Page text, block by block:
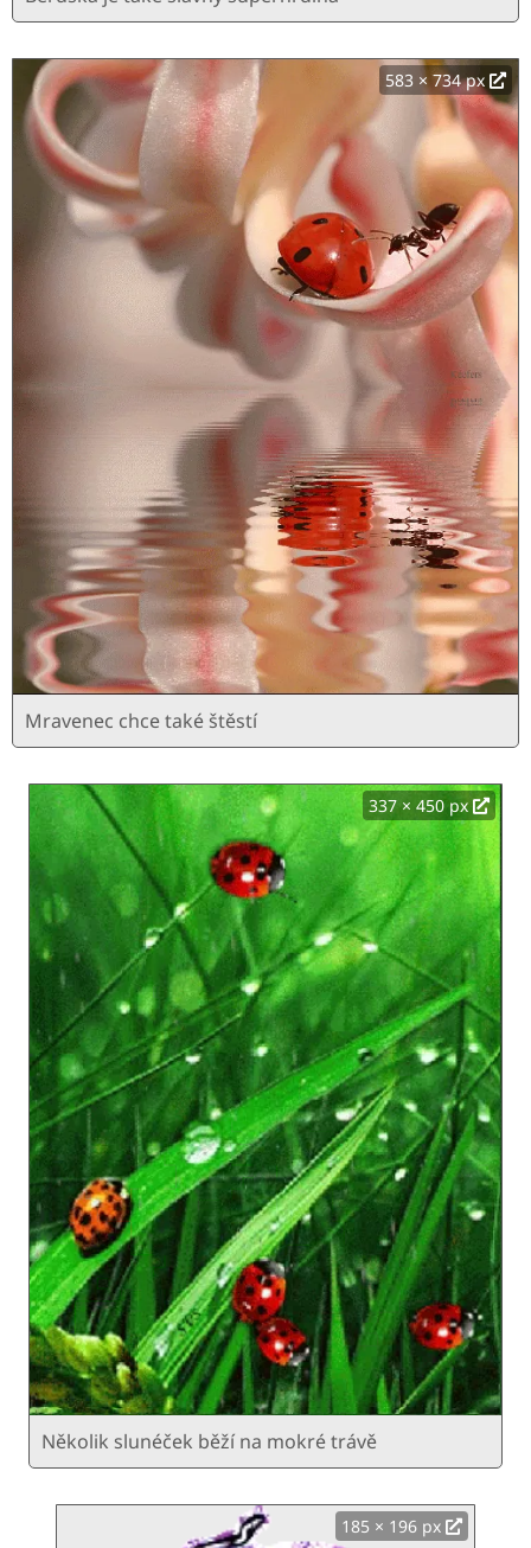
583 × 734 px
Mravenec chce také štěstí
337 × 450 px
Několik slunéček běží na mokré trávě
185 × 196 px